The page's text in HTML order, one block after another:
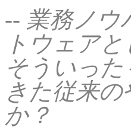
-- 業務ノウ
トウェア
そういっ
きた従来
か？